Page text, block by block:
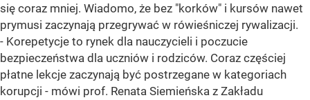
się coraz mniej. Wiadomo, że bez "korków" i kursów nawet
prymusi zaczynają przegrywać w rówieśniczej rywalizacji.
- Korepetycje to rynek dla nauczycieli i poczucie
bezpieczeństwa dla uczniów i rodziców. Coraz częściej
płatne lekcje zaczynają być postrzegane w kategoriach
korupcji - mówi prof. Renata Siemieńska z Zakładu